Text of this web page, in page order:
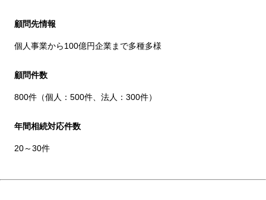
顧問先情報
個人事業から100億円企業まで多種多様
顧問件数
800件（個人：500件、法人：300件）
年間相続対応件数
20～30件